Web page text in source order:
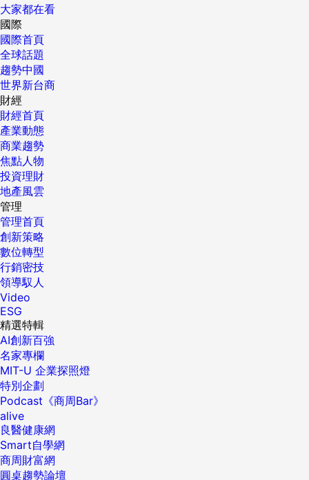
大家都在看
國際
國際首頁
全球話題
趨勢中國
世界新台商
財經
財經首頁
產業動態
商業趨勢
焦點人物
投資理財
地產風雲
管理
管理首頁
創新策略
數位轉型
行銷密技
領導馭人
Video
ESG
精選特輯
AI創新百強
名家專欄
MIT-U 企業探照燈
特別企劃
Podcast《商周Bar》
alive
良醫健康網
Smart自學網
商周財富網
圓桌趨勢論壇